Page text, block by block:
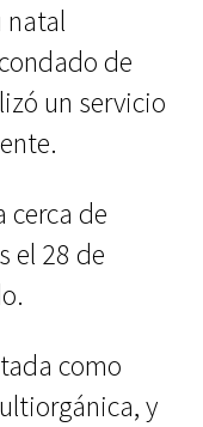
natal
de
un servicio
cerca de
el 28 de
como
y